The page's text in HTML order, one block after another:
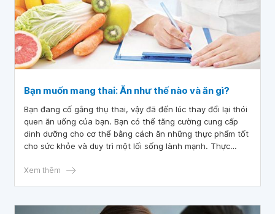
Bạn muốn mang thai: Ăn như thế nào và ăn gì?
Bạn đang cố gắng thụ thai, vậy đã đến lúc thay đổi lại thói
quen ăn uống của bạn. Bạn có thể tăng cường cung cấp
dinh dưỡng cho cơ thể bằng cách ăn những thực phẩm tốt
cho sức khỏe và duy trì một lối sống lành mạnh. Thực
hàu, protein thực vật và ngũ cốc nguyên hạt, có thể giúp
đối tác của bạn cũng nên có một chế độ ăn uống lành
Xem thêm